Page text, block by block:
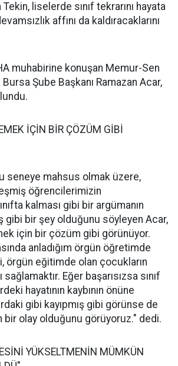
Tekin, liselerde sınıf tekrarını hayata
affını da kaldıracaklarını
muhabirine konuşan Memur-Sen
Şube Başkanı Ramazan Acar,
İÇİN BİR ÇÖZÜM GİBİ
seneye mahsus olmak üzere,
öğrencilerimizin
kalması gibi bir argümanın
gibi bir şey olduğunu söyleyen Acar,
için bir çözüm gibi görünüyor.
anladığım örgün öğretimde
örgün eğitimde olan çocukların
sağlamaktır. Eğer başarısızsa sınıf
hayatının kaybının önüne
gibi kayıpmış gibi görünse de
bir olay olduğunu görüyoruz." dedi.
YÜKSELTMENİN MÜMKÜN